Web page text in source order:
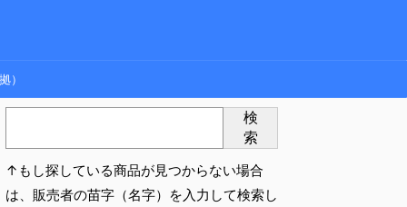
）
検
索
↑もし探している商品が見つからない場合
は、販売者の苗字（名字）を入力して検索し